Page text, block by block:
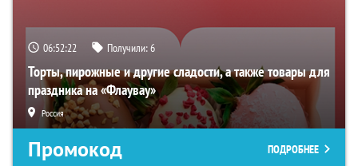
06:52:21 Получили:6
Торты, пирожные и другие сладости, а также товары для
праздника на «Флаувау»
Россия
Промокод ПОДРОБНЕЕ